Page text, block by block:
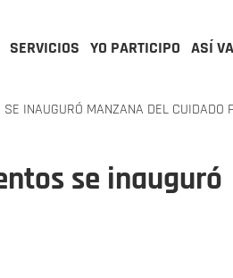
SERVICIOS YO PARTICIPO ASÍ
INAUGURÓ MANZANA DEL CUIDADO
se inauguró